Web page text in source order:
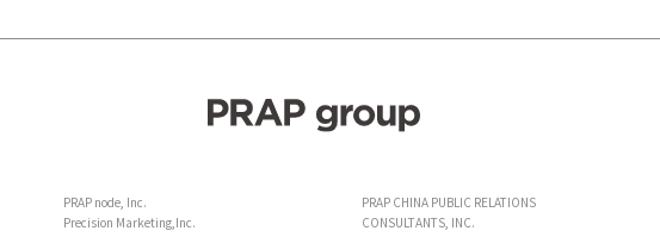
PRAP node, Inc.
Precision Marketing,Inc.
PRAP CHINA PUBLIC RELATIONS
CONSULTANTS, INC.